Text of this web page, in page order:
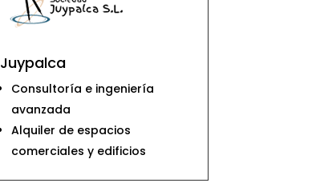
Juypalca
Consultoría e ingeniería
avanzada
Alquiler de espacios
comerciales y edificios